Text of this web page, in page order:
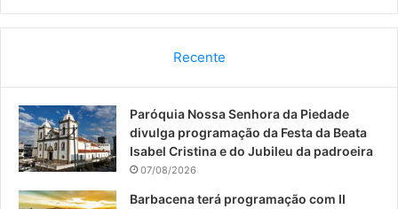
a
b
o
o
u
b
n
a
g
Recente
Paróquia Nossa Senhora da Piedade
divulga programação da Festa da Beata
Isabel Cristina e do Jubileu da padroeira
07/08/2026
Barbacena terá programação com II